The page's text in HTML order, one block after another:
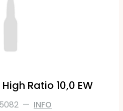
Ratio 10,0 EW
— INFO